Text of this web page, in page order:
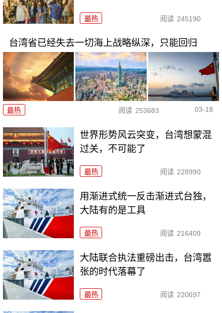
最热 阅读 245190
台湾省已经失去一切海上战略纵深，只能回归
最热 阅读 253683 03-18
世界形势风云突变，台湾想蒙混
过关，不可能了
最热 阅读 228990
用渐进式统一反击渐进式台独，
大陆有的是工具
最热 阅读 216409
大陆联合执法重磅出击，台湾嚣
张的时代落幕了
最热 阅读 220697